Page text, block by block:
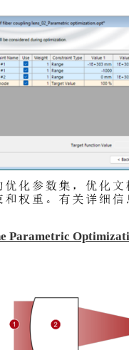
Parametric